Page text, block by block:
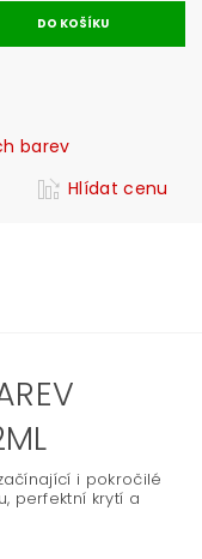
barev
Hlídat cenu
i pokročilé
perfektní krytí a